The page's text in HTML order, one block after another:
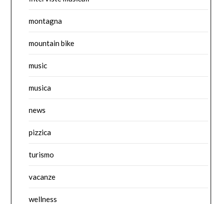
montagna
mountain bike
music
musica
news
pizzica
turismo
vacanze
wellness